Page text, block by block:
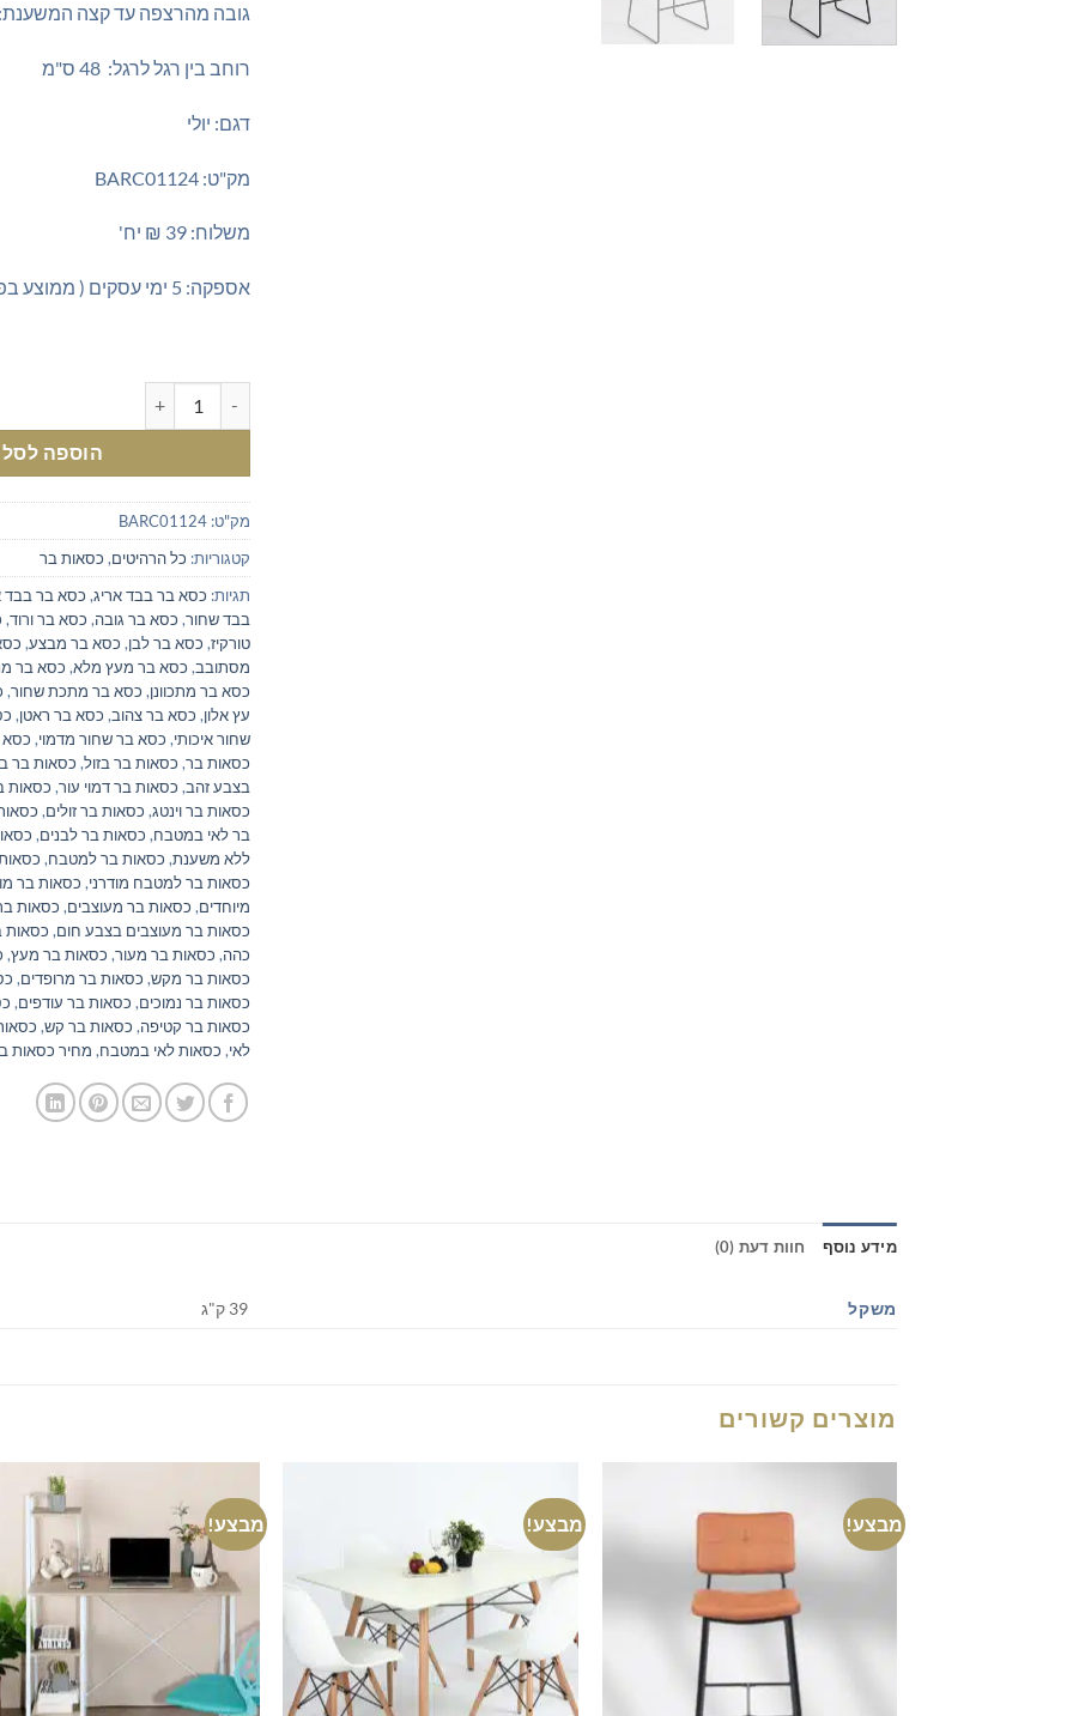
גובה מהרצפה עד קצה המשענת: 102 ס"מ
רוחב בין רגל לרגל: 48 ס"מ
דגם: יולי
מק"ט: BARC01124
משלוח: 39 ₪ יח'
אספקה: 5 ימי עסקים ( ממוצע בפועל 2-3 ימים)
הוספה לסל
מק"ט: BARC01124
קטגוריות: כל הרהיטים, כסאות בר
תגיות: כסא בר בבד אריג, כסא בר בבד
בבד שחור, כסא בר גובה, כסא בר ורוד,
טורקיז, כסא בר לבן, כסא בר מבצע,
מסתובב, כסא בר מעץ מלא, כסא בר
כסא בר מתכוונן, כסא בר מתכת שחור,
עץ אלון, כסא בר צהוב, כסא בר ראטן,
שחור איכותי, כסא בר שחור מדמוי, כסא
כסאות בר, כסאות בר בזול, כסאות בר
בצבע זהב, כסאות בר דמוי עור, כסאות
כסאות בר וינטג, כסאות בר זולים,
בר לאי במטבח, כסאות בר לבנים,
ללא משענת, כסאות בר למטבח,
כסאות בר למטבח מודרני, כסאות בר
מיוחדים, כסאות בר מעוצבים, כסאות
כסאות בר מעוצבים בצבע חום, כסאות
כהה, כסאות בר מעור, כסאות בר מעץ,
כסאות בר מקש, כסאות בר מרופדים,
כסאות בר נמוכים, כסאות בר עודפים,
כסאות בר קטיפה, כסאות בר קש,
לאי, כסאות לאי במטבח, מחיר כסאות
מידע נוסף חוות דעת (0)
משקל 39 ק"ג
מוצרים קשורים
מבצע! מבצע! מבצע!